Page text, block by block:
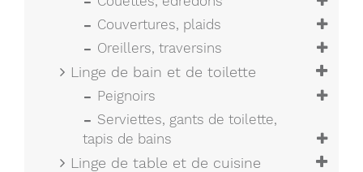
Couvertures, plaids
Oreillers, traversins
Linge de bain et de toilette
Peignoirs
Serviettes, gants de toilette,
tapis de bains
Linge de table et de cuisine